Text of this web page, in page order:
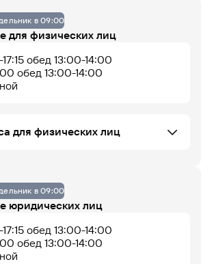
11 12 13 14 15
в 09:00
для физических лиц
обед 13:00-14:00
обед 13:00-14:00
для физических лиц
ФЛ
и прием пакета документов для
кредитование ФЛ
металлами
сбережений (ПДС)
ФЛ
в 09:00
юридических лиц
обед 13:00-14:00
обед 13:00-14:00